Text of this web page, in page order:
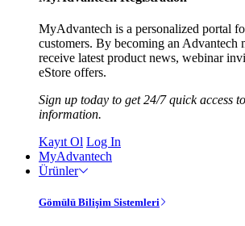
MyAdvantech is a personalized portal
customers. By becoming an Advantech
receive latest product news, webinar
eStore offers.
Sign up today to get 24/7 quick access
information.
Kayıt Ol Log In
MyAdvantech
Ürünler
Gömülü Bilişim Sistemleri